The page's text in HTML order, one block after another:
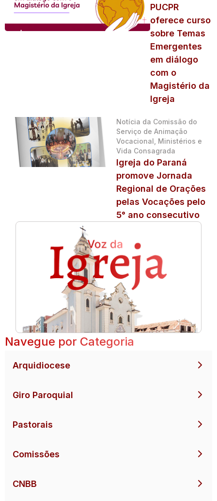
PUCPR
oferece curso
sobre Temas
Emergentes
em diálogo
com o
Magistério da
Igreja
Notícia da Comissão do
Serviço de Animação
Vocacional, Ministérios e
Vida Consagrada
Igreja do Paraná
promove Jornada
Regional de Orações
pelas Vocações pelo
5° ano consecutivo
Navegue por Categoria
Arquidiocese
Giro Paroquial
Pastorais
Comissões
CNBB